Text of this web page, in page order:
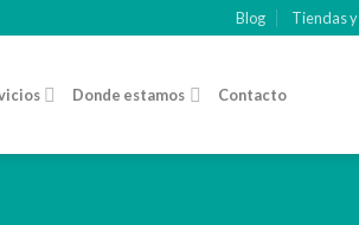
Blog Tiendas
Donde estamos Contacto